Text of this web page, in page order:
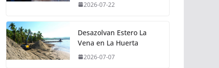
2026-07-22
Desazolvan Estero La
Vena en La Huerta
2026-07-07